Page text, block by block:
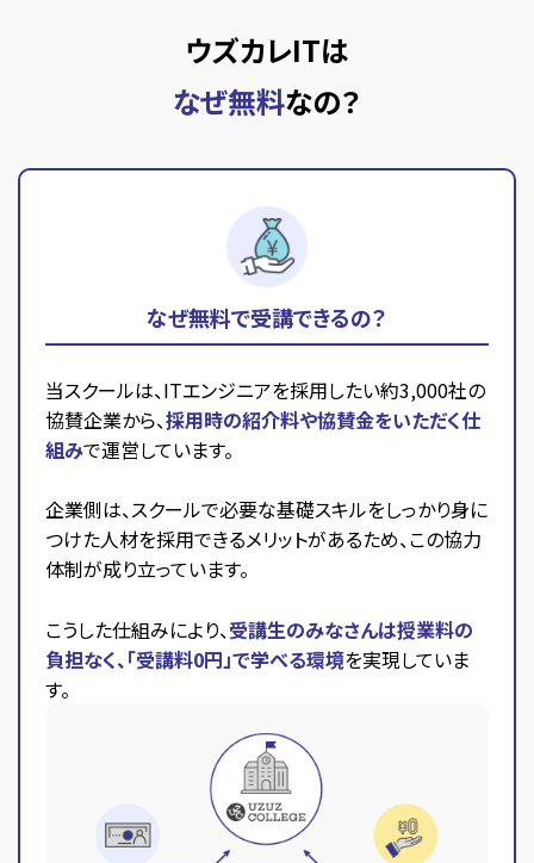
ウズカレITは
なぜ無料なの？
なぜ無料で受講できるの？
当スクールは、ITエンジニアを採用したい約3,000社の
協賛企業から、採用時の紹介料や協賛金をいただく仕
組みで運営しています。
企業側は、スクールで必要な基礎スキルをしっかり身に
つけた人材を採用できるメリットがあるため、この協力
体制が成り立っています。
こうした仕組みにより、受講生のみなさんは授業料の
負担なく、「受講料0円」で学べる環境を実現していま
す。